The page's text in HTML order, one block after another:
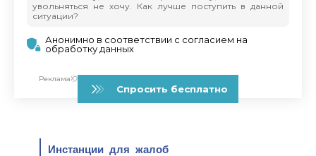
Инстанции для жалоб